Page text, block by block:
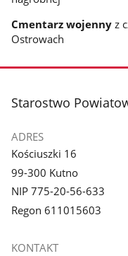
Cmentarz wojennyz
Ostrowach
stopka
Starostwo
ADRES
Kościuszki 16
99-300 Kutno
NIP 775-20-56-633
Regon 611015603
KONTAKT